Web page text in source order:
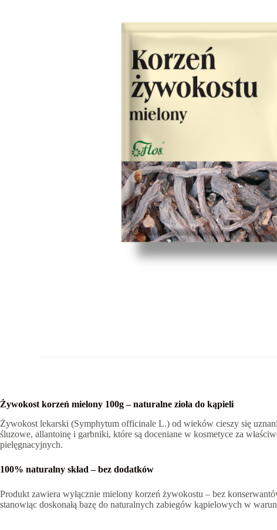
Żywokost korzeń mielony 100g – naturalne zioła do kąpieli
Żywokost lekarski (Symphytum officinale L.) od wieków cieszy się
śluzowe, allantoinę i garbniki, które są doceniane w kosmetyce za
pielęgnacyjnych.
100% naturalny skład – bez dodatków
Produkt zawiera wyłącznie mielony korzeń żywokostu – bez
stanowiąc doskonałą bazę do naturalnych zabiegów kąpielowych w